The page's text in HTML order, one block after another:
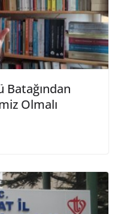
Batağından
Olmalı